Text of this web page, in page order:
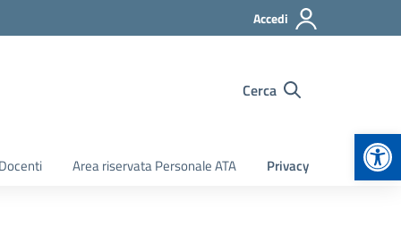
Accedi
Cerca
Area riservata Personale ATA Privacy